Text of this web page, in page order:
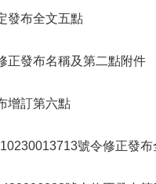
發布全文五點
正發布名稱及第二點附件
增訂第六點
號令修正發